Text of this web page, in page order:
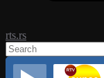
rts.rs